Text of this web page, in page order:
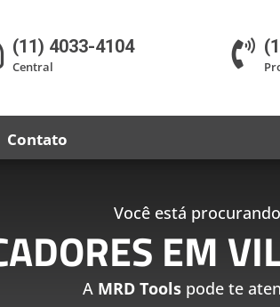
(11) 4033-4104
Central 
Contato
Você está procurando
EM
A MRD Tools pode te